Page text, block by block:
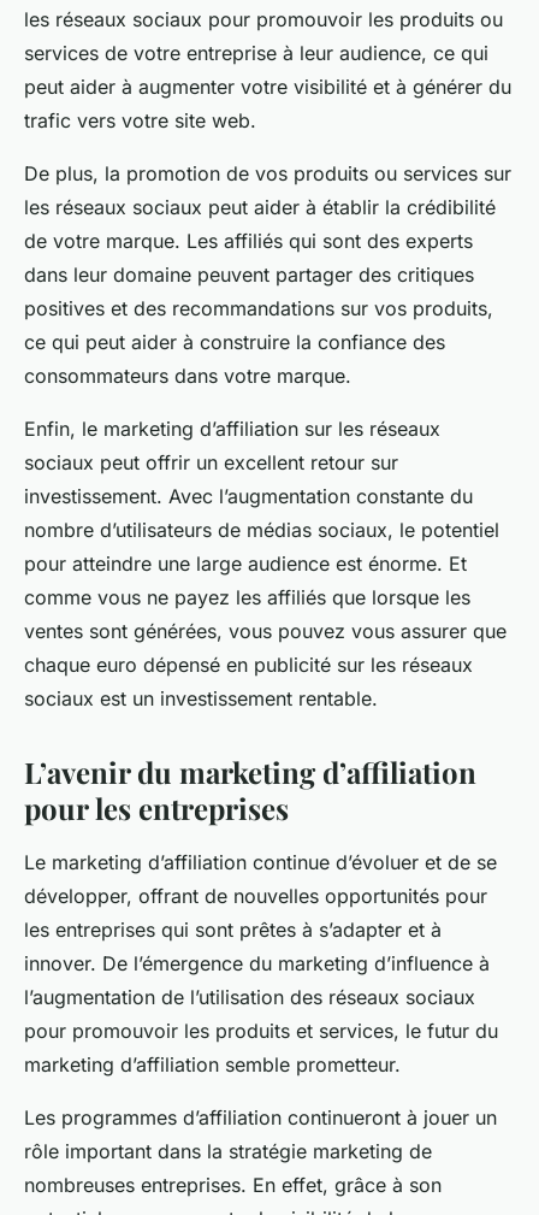
les réseaux sociaux pour promouvoir les produits ou
services de votre entreprise à leur audience, ce qui
peut aider à augmenter votre visibilité et à générer du
trafic vers votre site web.
De plus, la promotion de vos produits ou services sur
les réseaux sociaux peut aider à établir la crédibilité
de votre marque. Les affiliés qui sont des experts
dans leur domaine peuvent partager des critiques
positives et des recommandations sur vos produits,
ce qui peut aider à construire la confiance des
consommateurs dans votre marque.
Enfin, le marketing d’affiliation sur les réseaux
sociaux peut offrir un excellent retour sur
investissement. Avec l’augmentation constante du
nombre d’utilisateurs de médias sociaux, le potentiel
pour atteindre une large audience est énorme. Et
comme vous ne payez les affiliés que lorsque les
ventes sont générées, vous pouvez vous assurer que
chaque euro dépensé en publicité sur les réseaux
sociaux est un investissement rentable.
L’avenir du marketing d’affiliation
pour les entreprises
Le marketing d’affiliation continue d’évoluer et de se
développer, offrant de nouvelles opportunités pour
les entreprises qui sont prêtes à s’adapter et à
innover. De l’émergence du marketing d’influence à
l’augmentation de l’utilisation des réseaux sociaux
pour promouvoir les produits et services, le futur du
marketing d’affiliation semble prometteur.
Les programmes d’affiliation continueront à jouer un
rôle important dans la stratégie marketing de
nombreuses entreprises. En effet, grâce à son